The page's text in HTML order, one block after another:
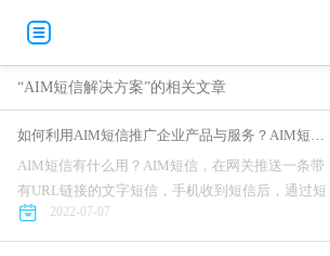
“AIM短信解决方案”的相关文章
如何利用AIM短信推广企业产品与服务？AIM短信解决方案介绍
AIM短信有什么用？AIM短信，在网关推送一条带
有URL链接的文字短信，手机收到短信后，通过短
信增强技术将短信内容解析为单图文、多图文、视
频图文、电商购物、红包、卡券等样式。AIM短信
2022-07-07